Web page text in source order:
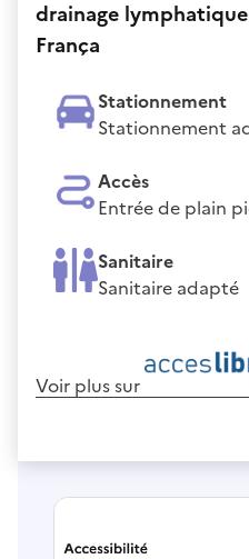
drainage
França
Stationnement
Stationnement
Accès
Entrée de plain
Sanitaire
Sanitaire adapté
Voir plus sur